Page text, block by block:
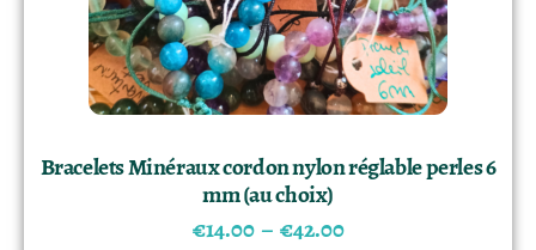
Bracelets Minéraux cordon nylon réglable perles 6
mm (au choix)
€14.00 –€42.00